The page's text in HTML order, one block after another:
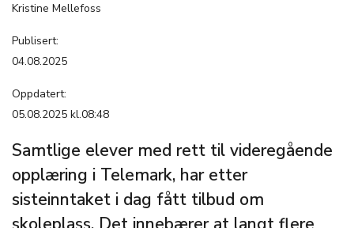
Kristine Mellefoss
Publisert:
04.08.2025
Oppdatert:
05.08.2025 kl.08:48
Samtlige elever med rett til videregående
opplæring i Telemark, har etter
sisteinntaket i dag fått tilbud om